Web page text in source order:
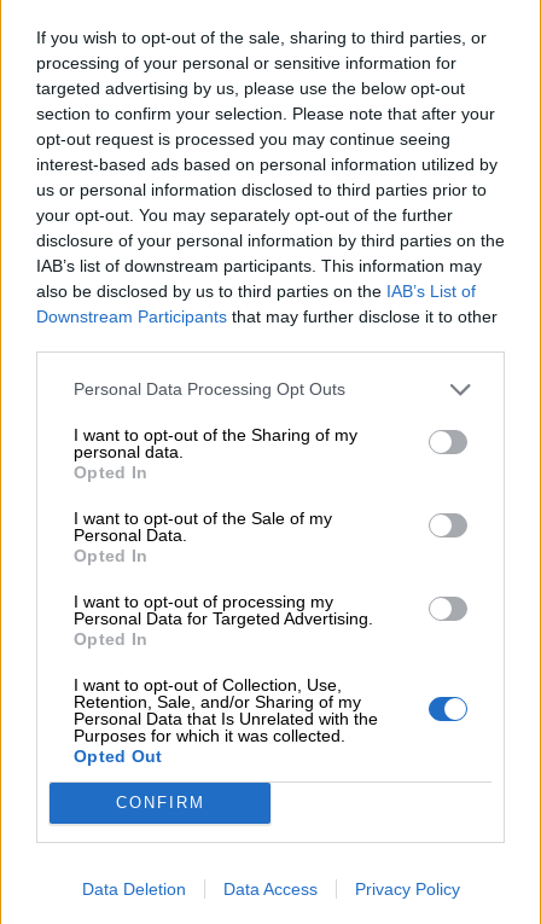
If you wish to opt-out of the sale, sharing to third parties, or
processing of your personal or sensitive information for
targeted advertising by us, please use the below opt-out
section to confirm your selection. Please note that after your
opt-out request is processed you may continue seeing
interest-based ads based on personal information utilized by
us or personal information disclosed to third parties prior to
your opt-out. You may separately opt-out of the further
disclosure of your personal information by third parties on the
IAB’s list of downstream participants. This information may
also be disclosed by us to third parties on the IAB’s List of
Downstream Participants that may further disclose it to other
Personal Data Processing Opt Outs
I want to opt-out of the Sharing of my
personal data.
Opted In
I want to opt-out of the Sale of my
Personal Data.
Opted In
I want to opt-out of processing my
Personal Data for Targeted Advertising.
Opted In
I want to opt-out of Collection, Use,
Retention, Sale, and/or Sharing of my
Personal Data that Is Unrelated with the
Purposes for which it was collected.
Opted Out
CONFIRM
Data Deletion Data Access Privacy Policy
06.08.2026 - 12:22
Kavita Patel - PhARMA Innovation Forum: Ένα στα πέντε
καινοτόμα φάρμακα φτάνει τελικά στην Ελλάδα
06.08.2026 - 11:37
Μείωση ασφαλιστικών εισφορών ύψους 240 εκατ. ευρώ
ζητούν οι έμποροι από την Κυβέρνηση
06.08.2026 - 10:45
Ευρώπη: Μπορεί η κλιματική αλλαγή να οδηγήσει σε
ενεργειακή κρίση;
06.08.2026 - 09:15
06.08.2026 - 08:40
Η γαλλική «ψήφος» στο «καλώδιο» και τα συμφέροντα, οι
ελληνικές τράπεζες «πρωταθλήτριες» στα δάνεια, νέο deal
Randy Schekman, Νομπελίστας Ιατρικής: «Σε πέντε χρόνια
μπορεί να έχουμε θεραπεία που αναστέλλει την εξέλιξη του
Πάρκινσον»
05.08.2026
Ε.Ε και παράνομη μετανάστευση: προτάσεις και δράσεις με
παρονομαστή το κοινό συμφέρον
05.08.2026